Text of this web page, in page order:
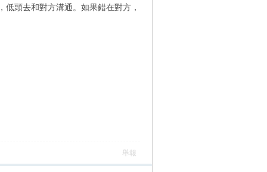
頭去和對方溝通。如果錯在對方，
舉報